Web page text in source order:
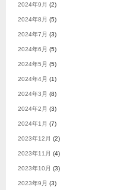
2024年9月 (2)
2024年8月 (5)
2024年7月 (3)
2024年6月 (5)
2024年5月 (5)
2024年4月 (1)
2024年3月 (8)
2024年2月 (3)
2024年1月 (7)
2023年12月 (2)
2023年11月 (4)
2023年10月 (3)
2023年9月 (3)